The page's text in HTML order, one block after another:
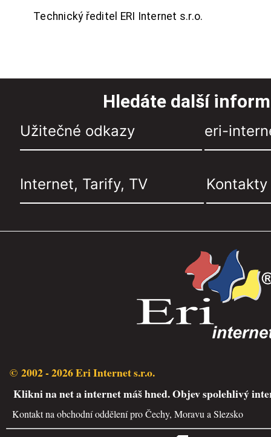
Technický ředitel ERI Internet s.r.o.
Hledáte další
Užitečné odkazy eri-
Internet, Tarify, TV Kontakty
© 2002 - 2026 Eri Internet s.r.o.
Klikni na net a internet máš hned. Objev spolehlivý
Kontakt na obchodní oddělení pro Čechy, Moravu a Slezsko